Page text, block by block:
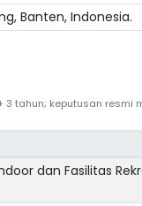
Banten, Indonesia.
tahun; keputusan resmi
dan Fasilitas